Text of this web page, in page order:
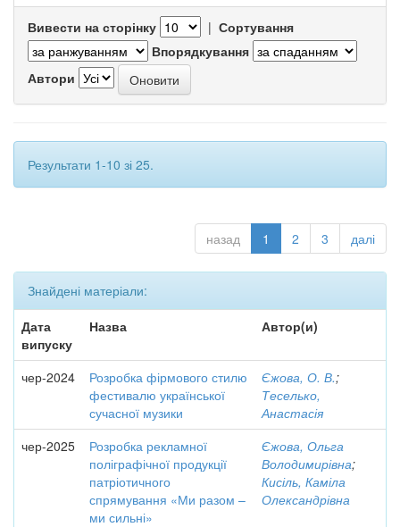
Вивести на сторінку | Сортування
Впорядкування
Автори
Результати 1-10 зі 25.
назад 1 2 3 далі
Знайдені матеріали:
Дата
випуску
Назва Автор(и)
чер-2024
Розробка фірмового стилю
фестивалю української
сучасної музики
Єжова, О. В.;
Теселько,
Анастасія
чер-2025
Розробка рекламної
поліграфічної продукції
патріотичного
спрямування «Ми разом –
ми сильні»
Єжова, Ольга
Володимирівна;
Кисіль, Каміла
Олександрівна